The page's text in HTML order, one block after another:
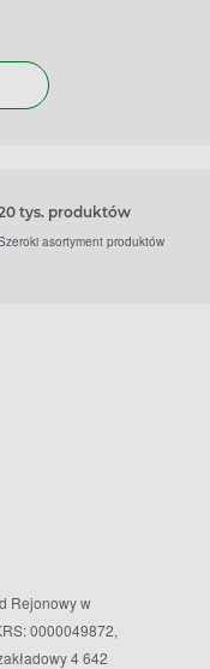
tys. produktów
asortyment produktów
Rejonowy w
0000049872,
4 642